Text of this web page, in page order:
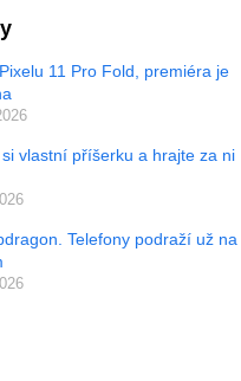
11 Pro Fold, premiéra je
vlastní příšerku a hrajte za ni
Telefony podraží už na